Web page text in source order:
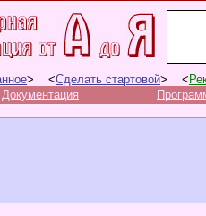
> <Сделать стартовой> <
Документация